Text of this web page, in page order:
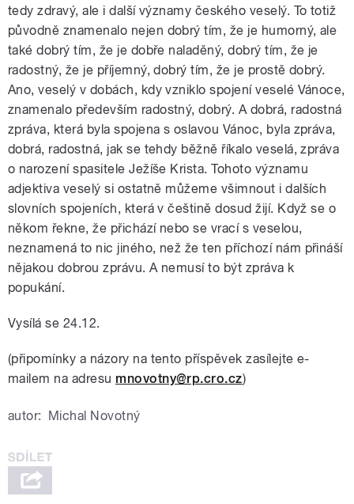
tedy zdravý, ale i další významy českého veselý. To totiž
původně znamenalo nejen dobrý tím, že je humorný, ale
také dobrý tím, že je dobře naladěný, dobrý tím, že je
radostný, že je příjemný, dobrý tím, že je prostě dobrý.
Ano, veselý v dobách, kdy vzniklo spojení veselé Vánoce,
znamenalo především radostný, dobrý. A dobrá, radostná
zpráva, která byla spojena s oslavou Vánoc, byla zpráva,
dobrá, radostná, jak se tehdy běžně říkalo veselá, zpráva
o narození spasitele Ježíše Krista. Tohoto významu
adjektiva veselý si ostatně můžeme všimnout i dalších
slovních spojeních, která v češtině dosud žijí. Když se o
někom řekne, že přichází nebo se vrací s veselou,
neznamená to nic jiného, než že ten příchozí nám přináší
nějakou dobrou zprávu. A nemusí to být zpráva k
popukání.
Vysílá se 24.12.
(připomínky a názory na tento příspěvek zasílejte e-
mailem na adresu mnovotny@rp.cro.cz)
autor: Michal Novotný